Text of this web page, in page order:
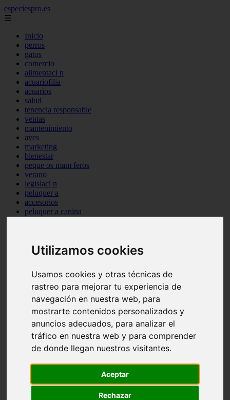
Utilizamos cookies
Usamos cookies y otras técnicas de
rastreo para mejorar tu experiencia de
navegación en nuestra web, para
mostrarte contenidos personalizados y
anuncios adecuados, para analizar el
tráfico en nuestra web y para comprender
de donde llegan nuestros visitantes.
Aceptar
Rechazar
especiespro.es
☰
Inicio
perros
gatos
comercio
alimentaci n
acuariofilia
acuarios
salud
tenencia responsable
ventas
mantenimiento
aves
marketing
bienestar
peque os mam feros
verano
legislaci n
peluquer a
accesorios
peluquer a canina
protagonistas
reptiles
adopci n
ferias
snacks
acuario
iberzoo propet
comercios
estanques
viajar
cr a
especies invasoras